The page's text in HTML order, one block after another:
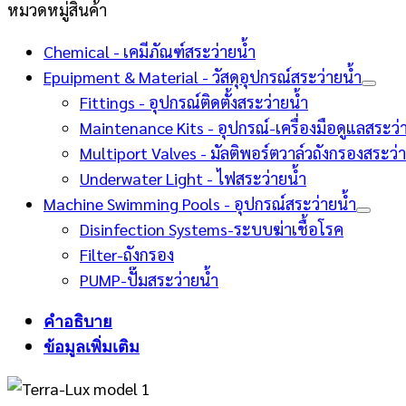
หมวดหมู่สินค้า
Chemical - เคมีภัณฑ์สระว่ายน้ำ
Epuipment & Material - วัสดุอุปกรณ์สระว่ายน้ำ
Fittings - อุปกรณ์ติดตั้งสระว่ายน้ำ
Maintenance Kits - อุปกรณ์-เครื่องมือดูแลสระว่
Multiport Valves - มัลติพอร์ตวาล์วถังกรองสระว่
Underwater Light - ไฟสระว่ายน้ำ
Machine Swimming Pools - อุปกรณ์สระว่ายน้ำ
Disinfection Systems-ระบบฆ่าเชื้อโรค
Filter-ถังกรอง
PUMP-ปั๊มสระว่ายน้ำ
คำอธิบาย
ข้อมูลเพิ่มเติม